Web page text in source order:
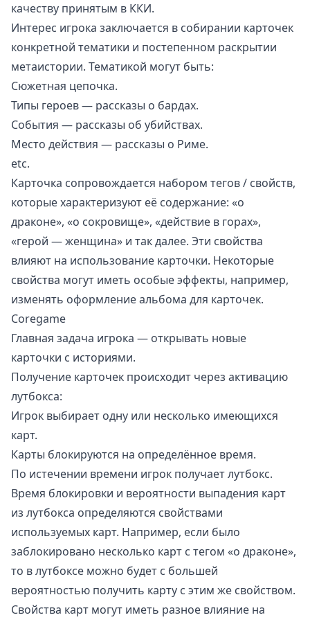
качеству принятым в ККИ.
Интерес игрока заключается в собирании карточек
конкретной тематики и постепенном раскрытии
метаистории. Тематикой могут быть:
Сюжетная цепочка.
Типы героев — рассказы о бардах.
События — рассказы об убийствах.
Место действия — рассказы о Риме.
etc.
Карточка сопровождается набором тегов / свойств,
которые характеризуют её содержание: «о
драконе», «о сокровище», «действие в горах»,
«герой — женщина» и так далее. Эти свойства
влияют на использование карточки. Некоторые
свойства могут иметь особые эффекты, например,
изменять оформление альбома для карточек.
Coregame
Главная задача игрока — открывать новые
карточки с историями.
Получение карточек происходит через активацию
лутбокса:
Игрок выбирает одну или несколько имеющихся
карт.
Карты блокируются на определённое время.
По истечении времени игрок получает лутбокс.
Время блокировки и вероятности выпадения карт
из лутбокса определяются свойствами
используемых карт. Например, если было
заблокировано несколько карт с тегом «о драконе»,
то в лутбоксе можно будет с большей
вероятностью получить карту с этим же свойством.
Свойства карт могут иметь разное влияние на